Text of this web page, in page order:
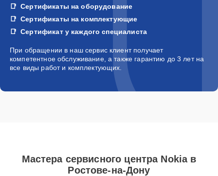
Сертификаты на оборудование
Сертификаты на комплектующие
Сертификат у каждого специалиста
При обращении в наш сервис клиент получает
компетентное обслуживание, а также гарантию до 3 лет на
все виды работ и комплектующих.
Мастера сервисного центра Nokia в
Ростове-на-Дону